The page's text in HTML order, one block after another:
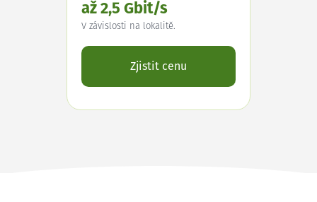
až 2,5 Gbit/s
V závislosti na lokalitě.
Zjistit cenu